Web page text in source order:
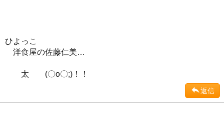
ひよっこ
洋食屋の佐藤仁美…
太 (〇o〇;)！！
返信